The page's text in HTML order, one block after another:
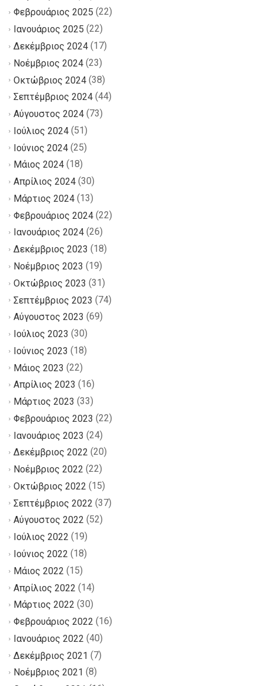
Φεβρουάριος 2025 (22)
Ιανουάριος 2025 (22)
Δεκέμβριος 2024 (17)
Νοέμβριος 2024 (23)
Οκτώβριος 2024 (38)
Σεπτέμβριος 2024 (44)
Αύγουστος 2024 (73)
Ιούλιος 2024 (51)
Ιούνιος 2024 (25)
Μάιος 2024 (18)
Απρίλιος 2024 (30)
Μάρτιος 2024 (13)
Φεβρουάριος 2024 (22)
Ιανουάριος 2024 (26)
Δεκέμβριος 2023 (18)
Νοέμβριος 2023 (19)
Οκτώβριος 2023 (31)
Σεπτέμβριος 2023 (74)
Αύγουστος 2023 (69)
Ιούλιος 2023 (30)
Ιούνιος 2023 (18)
Μάιος 2023 (22)
Απρίλιος 2023 (16)
Μάρτιος 2023 (33)
Φεβρουάριος 2023 (22)
Ιανουάριος 2023 (24)
Δεκέμβριος 2022 (20)
Νοέμβριος 2022 (22)
Οκτώβριος 2022 (15)
Σεπτέμβριος 2022 (37)
Αύγουστος 2022 (52)
Ιούλιος 2022 (19)
Ιούνιος 2022 (18)
Μάιος 2022 (15)
Απρίλιος 2022 (14)
Μάρτιος 2022 (30)
Φεβρουάριος 2022 (16)
Ιανουάριος 2022 (40)
Δεκέμβριος 2021 (7)
Νοέμβριος 2021 (8)